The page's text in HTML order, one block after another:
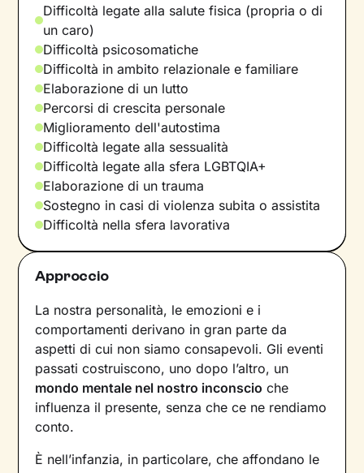
Difficoltà legate alla salute fisica (propria o di
un caro)
Difficoltà psicosomatiche
Difficoltà in ambito relazionale e familiare
Elaborazione di un lutto
Percorsi di crescita personale
Miglioramento dell'autostima
Difficoltà legate alla sessualità
Difficoltà legate alla sfera LGBTQIA+
Elaborazione di un trauma
Sostegno in casi di violenza subita o assistita
Difficoltà nella sfera lavorativa
Approccio
La nostra personalità, le emozioni e i
comportamenti derivano in gran parte da
aspetti di cui non siamo consapevoli. Gli eventi
passati costruiscono, uno dopo l’altro, un
mondo mentale nel nostro inconscio che
influenza il presente, senza che ce ne rendiamo
conto.
È nell’infanzia, in particolare, che affondano le